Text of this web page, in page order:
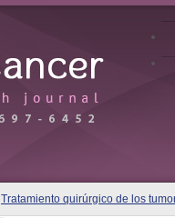
Tratamiento quirúrgico de los